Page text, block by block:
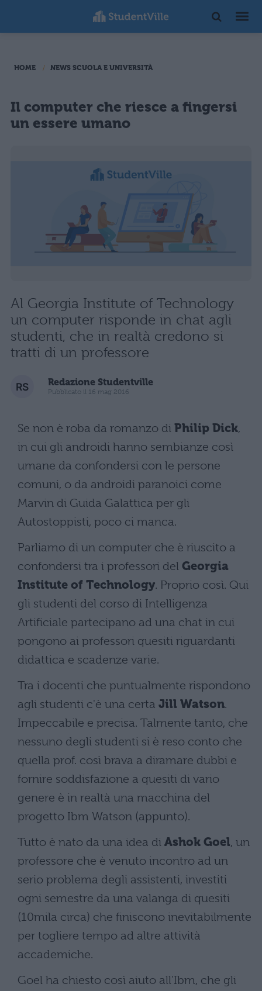
HOME NEWS SCUOLA E UNIVERSITÀ
Il computer che riesce a fingersi
un essere umano
Al Georgia Institute of Technology
un computer risponde in chat agli
studenti, che in realtà credono si
tratti di un professore
Redazione Studentville
Pubblicato il 16 mag 2016
Se non è roba da romanzo di Philip Dick,
in cui gli androidi hanno sembianze così
umane da confondersi con le persone
comuni, o da androidi paranoici come
Marvin di Guida Galattica per gli
Autostoppisti, poco ci manca.
Parliamo di un computer che è riuscito a
confondersi tra i professori del Georgia
Institute of Technology. Proprio così. Qui
gli studenti del corso di Intelligenza
Artificiale partecipano ad una chat in cui
pongono ai professori quesiti riguardanti
didattica e scadenze varie.
Tra i docenti che puntualmente rispondono
agli studenti c'è una certa Jill Watson.
Impeccabile e precisa. Talmente tanto, che
nessuno degli studenti si è reso conto che
quella prof. così brava a diramare dubbi e
fornire soddisfazione a quesiti di vario
genere è in realtà una macchina del
progetto Ibm Watson (appunto).
Tutto è nato da una idea di Ashok Goel, un
professore che è venuto incontro ad un
serio problema degli assistenti, investiti
ogni semestre da una valanga di quesiti
(10mila circa) che finiscono inevitabilmente
per togliere tempo ad altre attività
accademiche.
Goel ha chiesto così aiuto all'Ibm, che gli